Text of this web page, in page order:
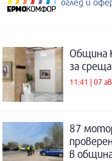
Община
за
11:41 | 07
87
в